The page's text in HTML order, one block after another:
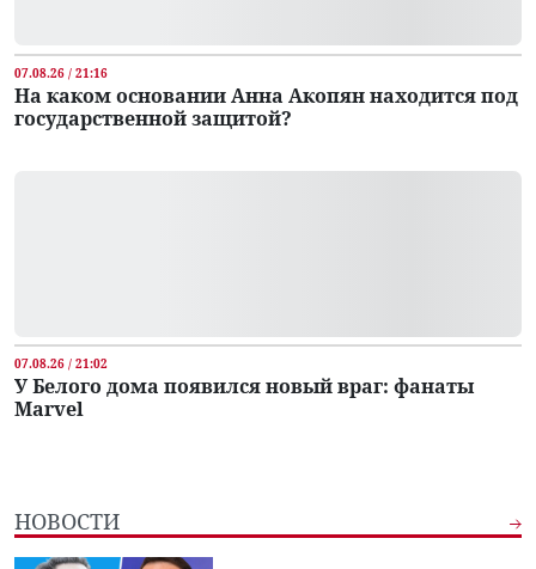
07.08.26 / 21:16
На каком основании Анна Акопян находится под
государственной защитой?
07.08.26 / 21:02
У Белого дома появился новый враг: фанаты
Marvel
НОВОСТИ